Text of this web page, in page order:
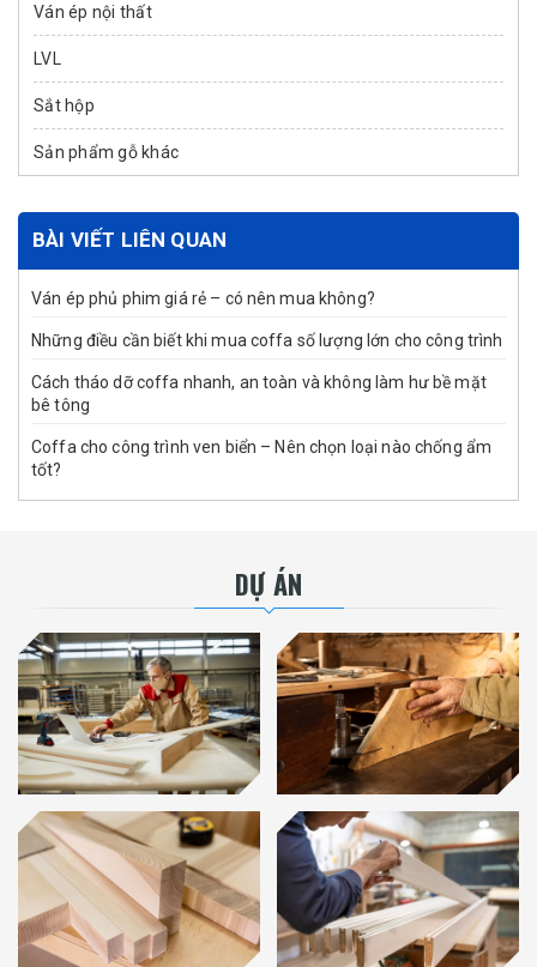
Ván ép nội thất
LVL
Sắt hộp
Sản phẩm gỗ khác
BÀI VIẾT LIÊN QUAN
Ván ép phủ phim giá rẻ – có nên mua không?
Những điều cần biết khi mua coffa số lượng lớn cho công trình
Cách tháo dỡ coffa nhanh, an toàn và không làm hư bề mặt
bê tông
Coffa cho công trình ven biển – Nên chọn loại nào chống ẩm
tốt?
DỰ ÁN